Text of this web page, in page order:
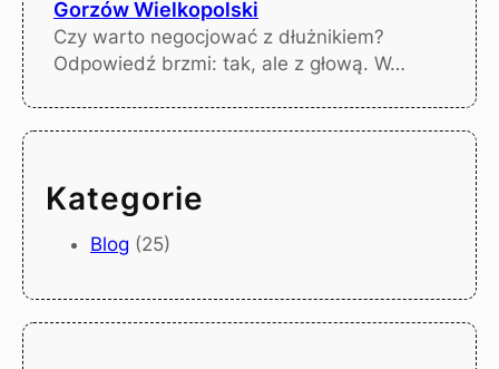
Gorzów Wielkopolski
Czy warto negocjować z dłużnikiem?
Odpowiedź brzmi: tak, ale z głową. W…
Kategorie
Blog (25)